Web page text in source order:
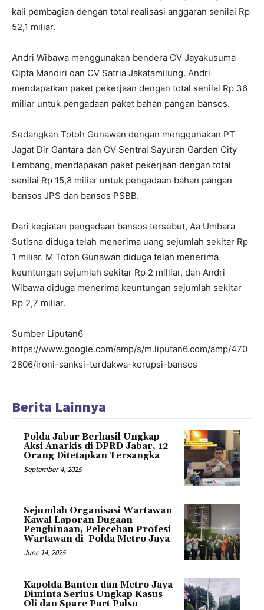
kali pembagian dengan total realisasi anggaran senilai Rp
52,1 miliar.
Andri Wibawa menggunakan bendera CV Jayakusuma
Cipta Mandiri dan CV Satria Jakatamilung. Andri
mendapatkan paket pekerjaan dengan total senilai Rp 36
miliar untuk pengadaan paket bahan pangan bansos.
Sedangkan Totoh Gunawan dengan menggunakan PT
Jagat Dir Gantara dan CV Sentral Sayuran Garden City
Lembang, mendapakan paket pekerjaan dengan total
senilai Rp 15,8 miliar untuk pengadaan bahan pangan
bansos JPS dan bansos PSBB.
Dari kegiatan pengadaan bansos tersebut, Aa Umbara
Sutisna diduga telah menerima uang sejumlah sekitar Rp
1 miliar. M Totoh Gunawan diduga telah menerima
keuntungan sejumlah sekitar Rp 2 milliar, dan Andri
Wibawa diduga menerima keuntungan sejumlah sekitar
Rp 2,7 miliar.
Sumber Liputan6
https://www.google.com/amp/s/m.liputan6.com/amp/470
2806/ironi-sanksi-terdakwa-korupsi-bansos
Berita Lainnya
Polda Jabar Berhasil Ungkap
Aksi Anarkis di DPRD Jabar, 12
Orang Ditetapkan Tersangka
September 4, 2025
Sejumlah Organisasi Wartawan
Kawal Laporan Dugaan
Penghinaan, Pelecehan Profesi
Wartawan di Polda Metro Jaya
June 14, 2025
Kapolda Banten dan Metro Jaya
Diminta Serius Ungkap Kasus
Oli dan Spare Part Palsu